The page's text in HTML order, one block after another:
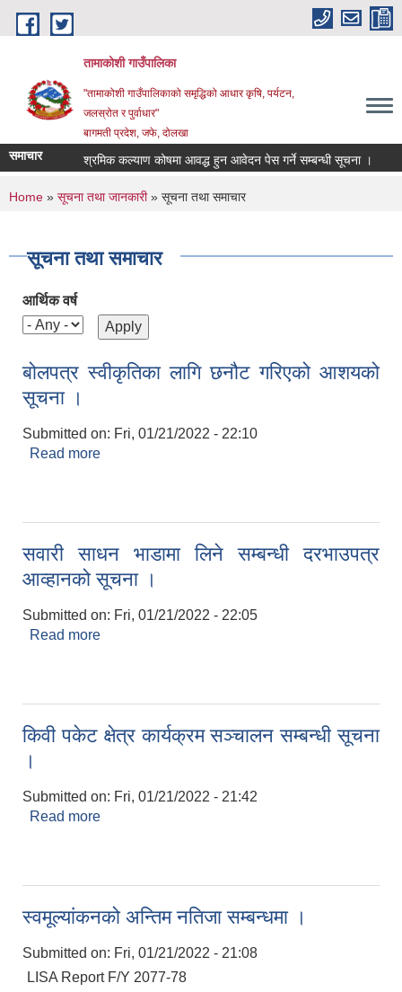
Skip to main content
तामाकोशी गाउँपालिका
"तामाकोशी गाउँपालिकाको समृद्धिको आधार कृषि, पर्यटन,
जलस्रोत र पुर्वाधार"
बागमती प्रदेश, जफे, दोलखा
समाचार श्रमिक कल्याण कोषमा आवद्ध हुन आवेदन पेस गर्ने सम्बन्धी सूचना ।
You are here
Home » सूचना तथा जानकारी» सूचना तथा समाचार
सूचना तथा समाचार
आर्थिक वर्ष
बोलपत्र स्वीकृतिका लागि छनौट गरिएको आशयको
सूचना ।
Submitted on: Fri, 01/21/2022 - 22:10
Read more
सवारी साधन भाडामा लिने सम्बन्धी दरभाउपत्र
आव्हानको सूचना ।
Submitted on: Fri, 01/21/2022 - 22:05
Read more
किवी पकेट क्षेत्र कार्यक्रम सञ्चालन सम्बन्धी सूचना
।
Submitted on: Fri, 01/21/2022 - 21:42
Read more
स्वमूल्यांकनको अन्तिम नतिजा सम्बन्धमा ।
Submitted on: Fri, 01/21/2022 - 21:08
LISA Report F/Y 2077-78